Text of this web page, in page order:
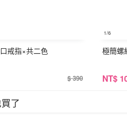
戒指×共二色
$ 390
1/6
極簡螺
NT$
了